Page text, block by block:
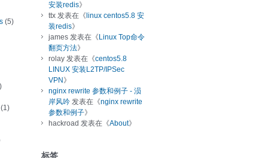
(5)
安装redis》
ttx 发表在《 linux centos5.8 安
装redis》
james 发表在《 Linux Top命令
翻页方法》
rolay 发表在《centos5.8
LINUX 安装L2TP/IPSec
VPN 》
nginx rewrite 参数和例子 - 涢
岸风吟 发表在《nginx rewrite
参数和例子》
hackroad 发表在《About》
标签